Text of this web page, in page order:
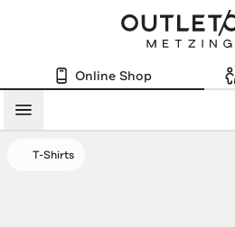
Online Shop
Menü
T-Shirts